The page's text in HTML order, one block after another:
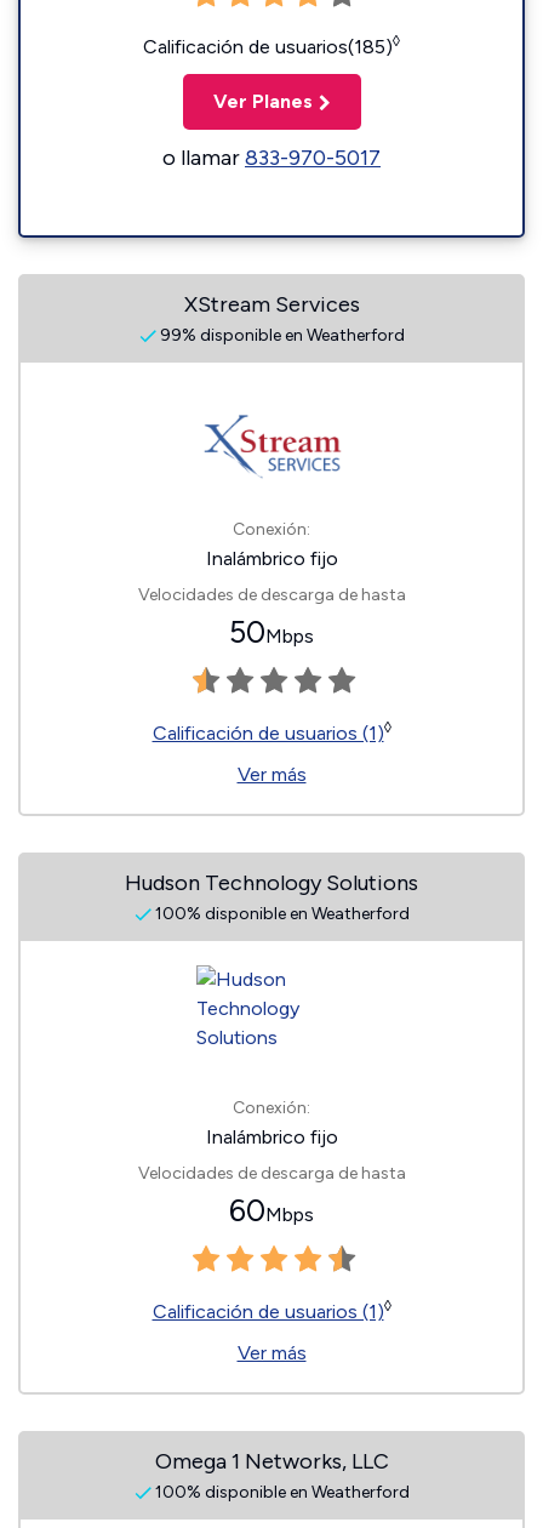
Calificación de usuarios(185)◊
Ver Planes
o llamar833-970-5017
XStream Services
99% disponible en Weatherford
Conexión:
Inalámbrico fijo
Velocidades de descarga de hasta
50Mbps
Calificación de usuarios (1)◊
Ver más
Hudson Technology Solutions
100% disponible en Weatherford
Conexión:
Inalámbrico fijo
Velocidades de descarga de hasta
60Mbps
Calificación de usuarios (1)◊
Ver más
Omega 1 Networks, LLC
100% disponible en Weatherford